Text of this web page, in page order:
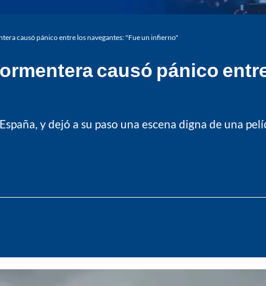
causó pánico entre los navegantes: "Fue un infierno"
causó pánico
y dejó a su paso una escena digna de una